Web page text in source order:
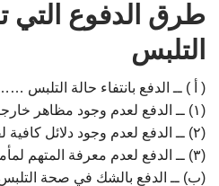
طرق الدفوع التي
التلبس
( أ ) ــ الدفع بانتفاء حالة التلبس
(۱) ــ الدفع لعدم وجود مظاهر خارجية تؤيده .
(۲) ــ الدفع لعدم وجود دلائل كافية لقيام حالة التلبس .
(۳) ــ الدفع لعدم معرفة المتهم لمأمور الضبط القضائي
(ب) ــ الدفع بالشك في صحة